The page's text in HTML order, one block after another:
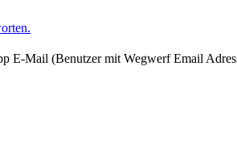
E-Mail (Benutzer mit Wegwerf Email